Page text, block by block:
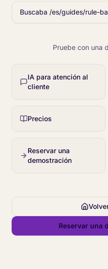
Pruebe con una
IA para atención al
cliente
Precios
Reservar una
demostración
Reservar una